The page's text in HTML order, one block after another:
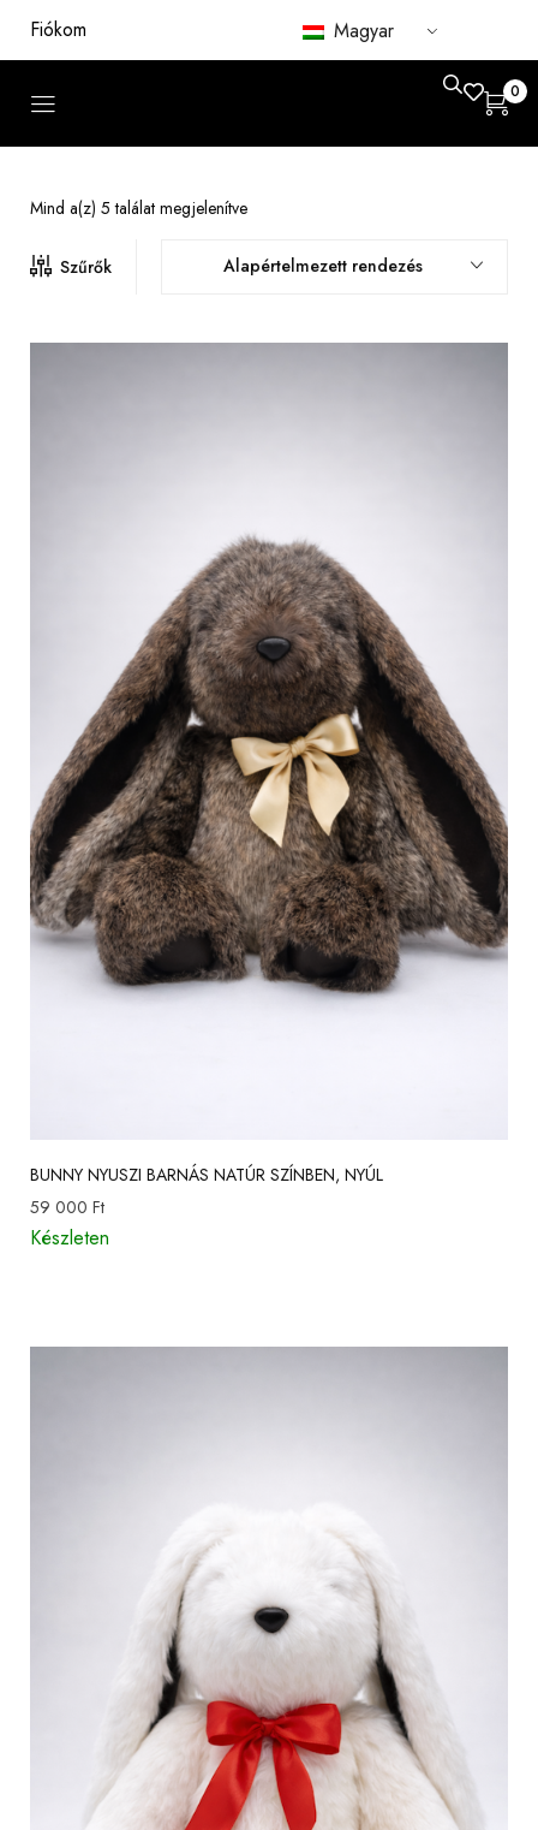
Fiókom Magyar
0
Mind a(z) 5 találat megjelenítve
Szűrők Alapértelmezett rendezés
BUNNY NYUSZI BARNÁS NATÚR SZÍNBEN, NYÚL
59 000 Ft
Készleten